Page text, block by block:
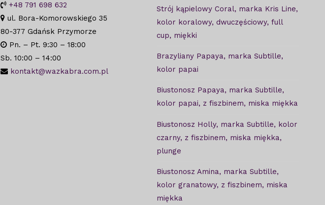
+48 791 698 632
ul. Bora-Komorowskiego 35
80-377 Gdańsk Przymorze
Pn. – Pt. 9:30 – 18:00
Sb. 10:00 – 14:00
kontakt@wazkabra.com.pl
Strój kąpielowy Coral, marka Kris Line,
kolor koralowy, dwuczęściowy, full
cup, miękki
Brazyliany Papaya, marka Subtille,
kolor papai
Biustonosz Papaya, marka Subtille,
kolor papai, z fiszbinem, miska miękka
Biustonosz Holly, marka Subtille, kolor
czarny, z fiszbinem, miska miękka,
plunge
Biustonosz Amina, marka Subtille,
kolor granatowy, z fiszbinem, miska
miękka